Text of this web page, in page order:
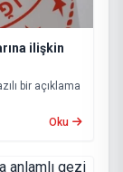
ilişkin
bir açıklama
Oku